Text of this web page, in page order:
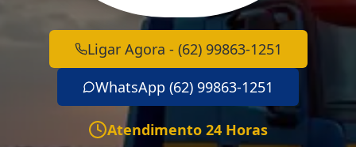
Ligar Agora - (62) 99863-1251
WhatsApp (62) 99863-1251
Atendimento 24 Horas